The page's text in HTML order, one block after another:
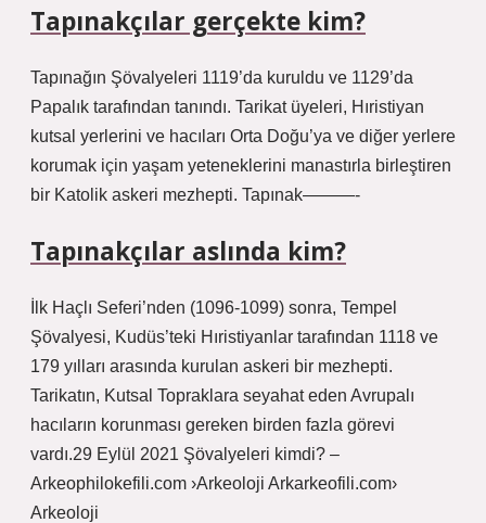
Tapınakçılar gerçekte kim?
Tapınağın Şövalyeleri 1119’da kuruldu ve 1129’da
Papalık tarafından tanındı. Tarikat üyeleri, Hıristiyan
kutsal yerlerini ve hacıları Orta Doğu’ya ve diğer yerlere
korumak için yaşam yeteneklerini manastırla birleştiren
bir Katolik askeri mezhepti. Tapınak———-
Tapınakçılar aslında kim?
İlk Haçlı Seferi’nden (1096-1099) sonra, Tempel
Şövalyesi, Kudüs’teki Hıristiyanlar tarafından 1118 ve
179 yılları arasında kurulan askeri bir mezhepti.
Tarikatın, Kutsal Topraklara seyahat eden Avrupalı ​​
hacıların korunması gereken birden fazla görevi
vardı.29 Eylül 2021 Şövalyeleri kimdi? –
Arkeophilokefili.com ›Arkeoloji Arkarkeofili.com›
Arkeoloji